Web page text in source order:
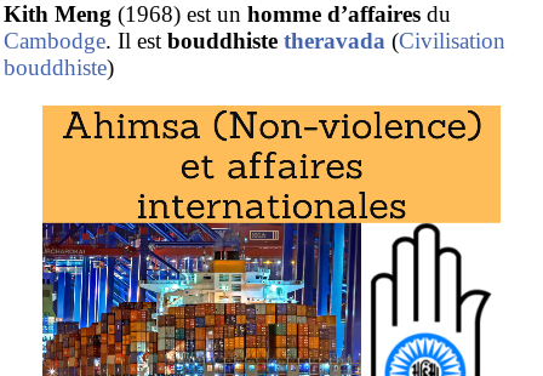
Kith Meng (1968) est un homme d’affaires du
Cambodge. Il est bouddhiste theravada (Civilisation
bouddhiste)